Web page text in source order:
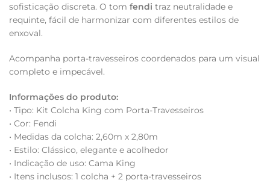
sofisticação discreta. O tom fendi traz neutralidade e
requinte, fácil de harmonizar com diferentes estilos de
enxoval.
Acompanha porta-travesseiros coordenados para um visual
completo e impecável.
Informações do produto:
• Tipo: Kit Colcha King com Porta-Travesseiros
• Cor: Fendi
• Medidas da colcha: 2,60m x 2,80m
• Estilo: Clássico, elegante e acolhedor
• Indicação de uso: Cama King
• Itens inclusos: 1 colcha + 2 porta-travesseiros